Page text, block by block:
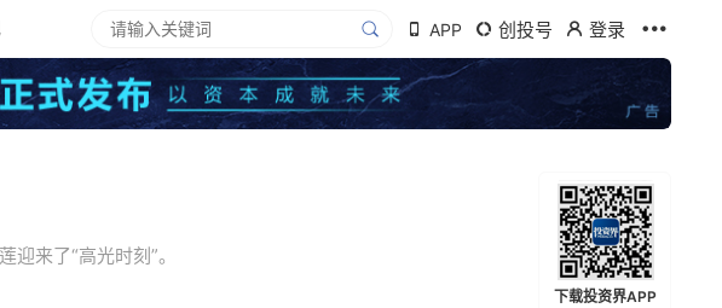
APP 创投号 登录
来了“高光时刻”。
下载投资界APP